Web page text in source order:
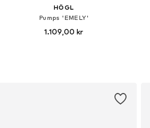
HÖGL
Pumps 'EMELY'
1.109,00 kr